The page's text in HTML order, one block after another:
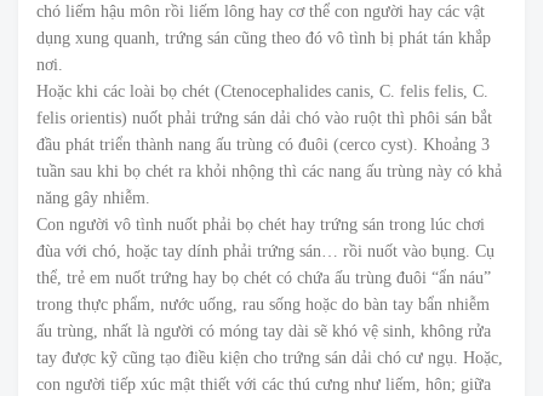
chó liếm hậu môn rồi liếm lông hay cơ thể con người hay các vật
dụng xung quanh, trứng sán cũng theo đó vô tình bị phát tán khắp
nơi.
Hoặc khi các loài bọ chét (Ctenocephalides canis, C. felis felis, C.
felis orientis) nuốt phải trứng sán dải chó vào ruột thì phôi sán bắt
đầu phát triển thành nang ấu trùng có đuôi (cerco cyst). Khoảng 3
tuần sau khi bọ chét ra khỏi nhộng thì các nang ấu trùng này có khả
năng gây nhiễm.
Con người vô tình nuốt phải bọ chét hay trứng sán trong lúc chơi
đùa với chó, hoặc tay dính phải trứng sán… rồi nuốt vào bụng. Cụ
thể, trẻ em nuốt trứng hay bọ chét có chứa ấu trùng đuôi “ẩn náu”
trong thực phẩm, nước uống, rau sống hoặc do bàn tay bẩn nhiễm
ấu trùng, nhất là người có móng tay dài sẽ khó vệ sinh, không rửa
tay được kỹ cũng tạo điều kiện cho trứng sán dải chó cư ngụ. Hoặc,
con người tiếp xúc mật thiết với các thú cưng như liếm, hôn; giữa